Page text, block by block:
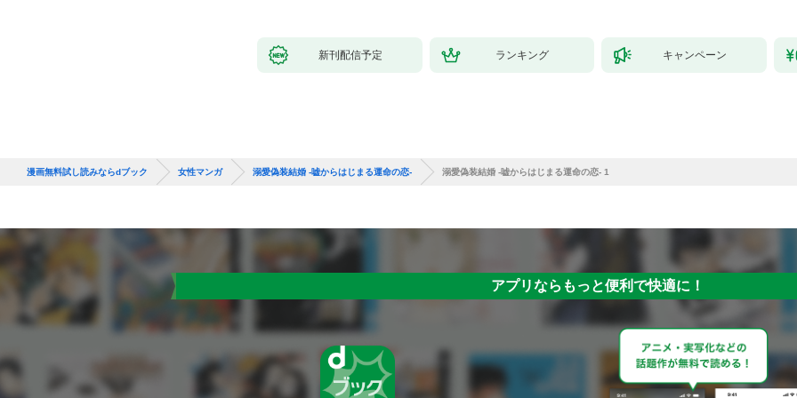
新刊配信予定 ランキング キャンペーン
漫画無料試し読みならdブック 女性マンガ 溺愛偽装結婚 -嘘からはじまる運命の恋- 溺愛偽装結婚 -嘘からはじまる運命の恋- 1
アプリならもっと便利で快適に！